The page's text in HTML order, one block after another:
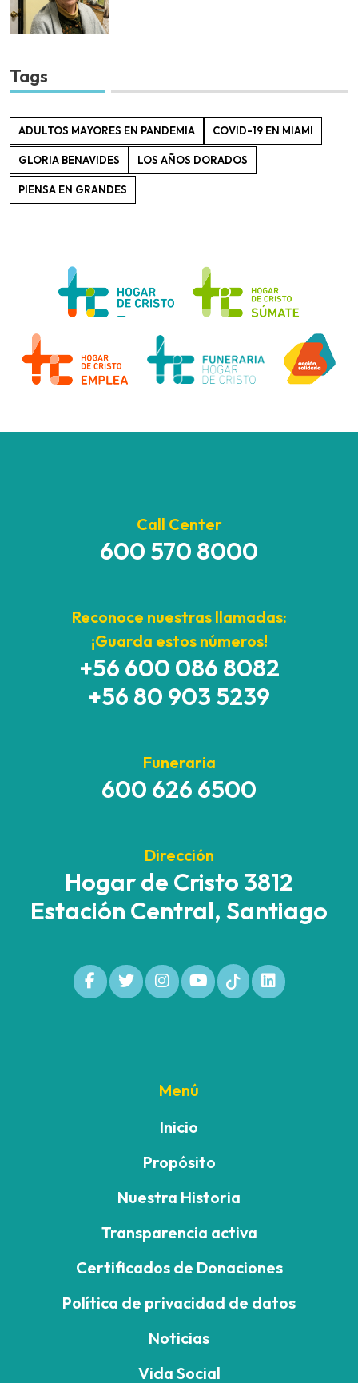
Tags
ADULTOS MAYORES EN PANDEMIA COVID-19 EN MIAMI
GLORIA BENAVIDES LOS AÑOS DORADOS
PIENSA EN GRANDES
Call Center
600 570 8000
Reconoce nuestras llamadas:
¡Guarda estos números!
+56 600 086 8082
+56 80 903 5239
Funeraria
600 626 6500
Dirección
Hogar de Cristo 3812
Estación Central, Santiago
Menú
Inicio
Propósito
Nuestra Historia
Transparencia activa
Certificados de Donaciones
Política de privacidad de datos
Noticias
Vida Social